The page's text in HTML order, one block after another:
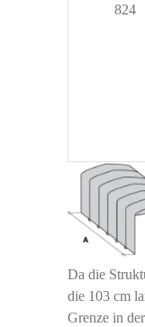
824
Da die
die 103 cm
Grenze in